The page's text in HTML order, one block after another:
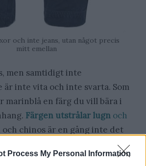
Process My Personal Information
och inte jeans, utan något precis
mitt emellan
men samtidigt inte
är inte vita och inte svarta. Som
marinblå en färg du vill bära i
Färgen utstrålar lugn och
och chinos är en gång inte det
lagom helt enkelt.